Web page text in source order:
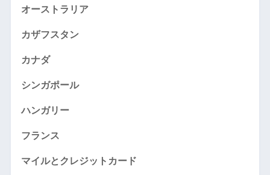
オーストラリア
カザフスタン
カナダ
シンガポール
ハンガリー
フランス
マイルとクレジットカード